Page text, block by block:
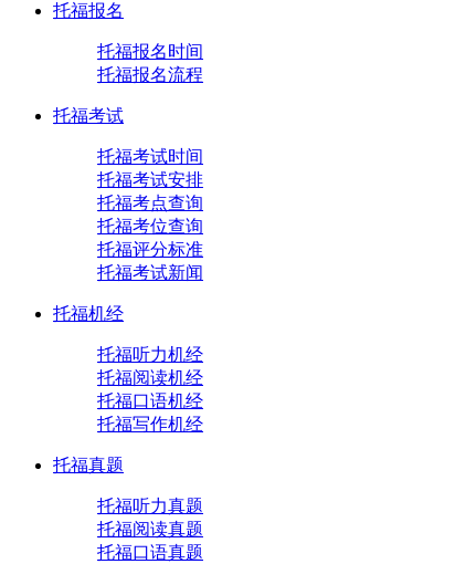
托福报名
托福报名时间
托福报名流程
托福考试
托福考试时间
托福考试安排
托福考点查询
托福考位查询
托福评分标准
托福考试新闻
托福机经
托福听力机经
托福阅读机经
托福口语机经
托福写作机经
托福真题
托福听力真题
托福阅读真题
托福口语真题